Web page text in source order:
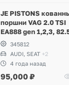
JE PISTONS
поршни VAG 2.0 TSI
EA888 gen 1,2,3,
9.6 22-pin Audi,
Volkswagen, Skoda,
345812
AUDI, SEAT +2
4 года назад
95,000 ₽